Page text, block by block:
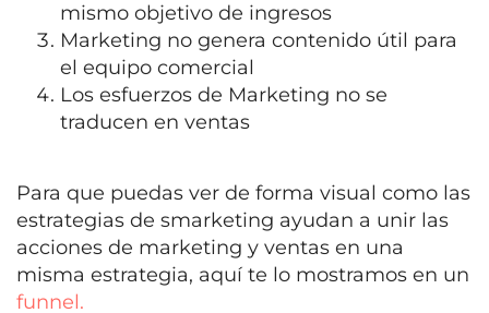
mismo objetivo de ingresos
Marketing no genera contenido útil para
el equipo comercial
Los esfuerzos de Marketing no se
traducen en ventas
Para que puedas ver de forma visual como las
estrategias de smarketing ayudan a unir las
acciones de marketing y ventas en una
misma estrategia, aquí te lo mostramos en un
funnel.